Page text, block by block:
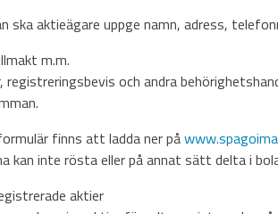
ska aktieägare uppge namn, adress,
m.m.
registreringsbevis och andra
finns att ladda ner på
kan inte rösta eller på annat sätt delta i
aktier